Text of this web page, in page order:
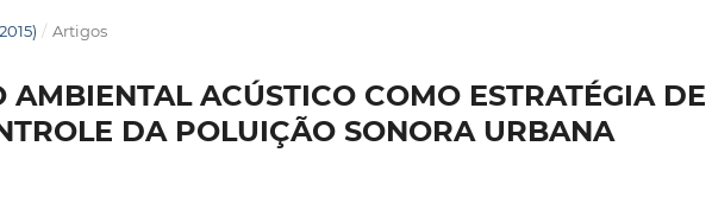
/ Artigos
AMBIENTAL ACÚSTICO COMO ESTRATÉGIA DE
DA POLUIÇÃO SONORA URBANA